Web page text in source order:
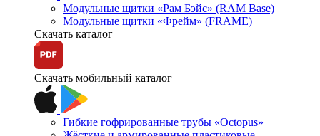
Модульные щитки «Рам Бэйс» (RAM Base)
Модульные щитки «Фрейм» (FRAME)
Скачать каталог
Скачать мобильный каталог
Гибкие гофрированные трубы «Octopus»